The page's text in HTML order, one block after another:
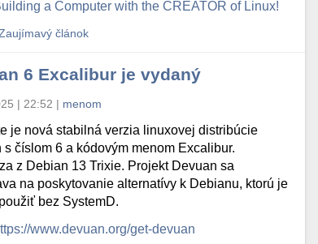
a Computer with the CREATOR of Linux!
článok
6 Excalibur je vydaný
| 22:52 | menom
je nová stabilná verzia linuxovej distribúcie
s číslom 6 a kódovým menom Excalibur.
z Debian 13 Trixie. Projekt Devuan sa
na poskytovanie alternatívy k Debianu, ktorú je
bez SystemD.
www.devuan.org/get-devuan